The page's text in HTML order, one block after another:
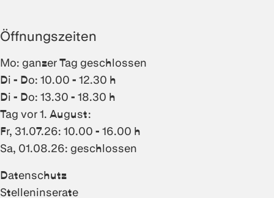
Öffnungszeiten
Mo: ganzer Tag geschlossen
Di - Do: 10.00 - 12.30 h
Di - Do: 13.30 - 18.30 h
Tag vor 1. August:
Fr, 31.07.26: 10.00 - 16.00 h
Sa, 01.08.26: geschlossen
Datenschutz
Stelleninserate